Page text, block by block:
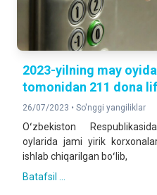
2023-yilning may
tomonidan 211 dona
26/07/2023 • So'nggi yangiliklar
Oʻzbekiston
oylarida jami yirik
ishlab chiqarilgan boʻlib,
Batafsil ...